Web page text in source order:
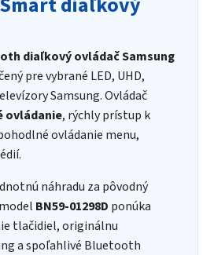
diaľkový ovládač Samsung
pre vybrané LED, UHD,
Samsung. Ovládač
ovládanie, rýchly prístup k
ovládanie menu,
náhradu za pôvodný
BN59-01298D ponúka
tlačidiel, originálnu
a spoľahlivé Bluetooth